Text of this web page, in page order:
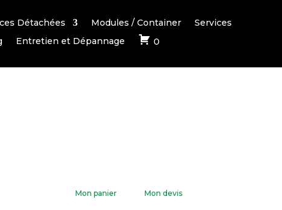
Détachées Modules / Container
Services
Entretien et Dépannage 0
Mon panier Mon devis